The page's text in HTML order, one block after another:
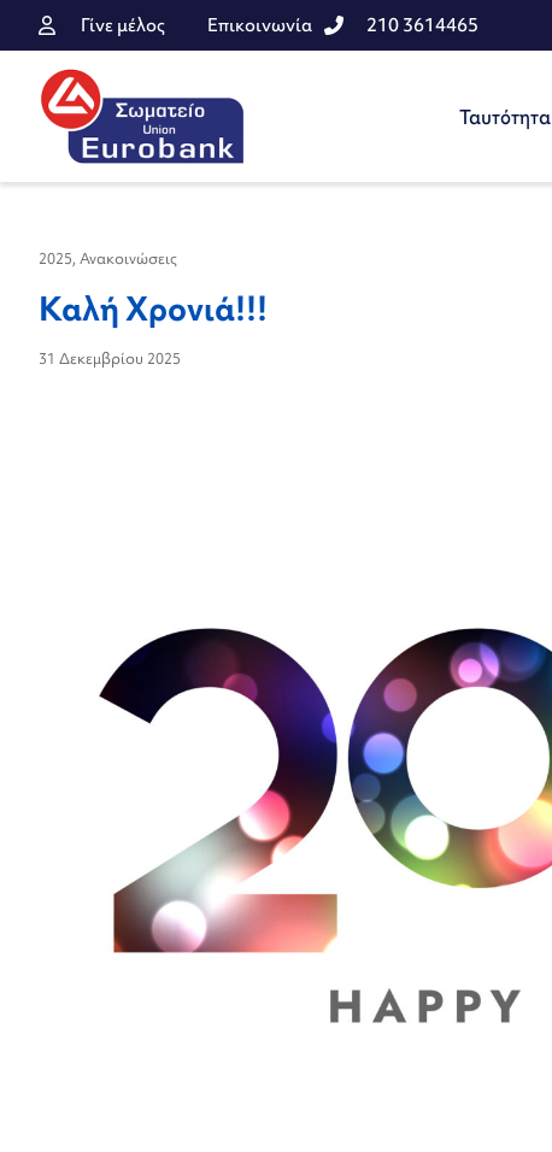
Γίνε μέλος Επικοινωνία 210 3614465
Ταυτότητα
2025, Ανακοινώσεις
Καλή Χρονιά!!!
31 Δεκεμβρίου 2025